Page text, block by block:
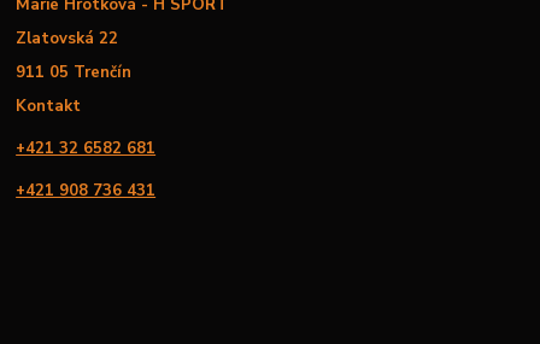
Marie Hrotková - H SPORT
Zlatovská 22
911 05 Trenčín
Kontakt
+421 32 6582 681
+421 908 736 431